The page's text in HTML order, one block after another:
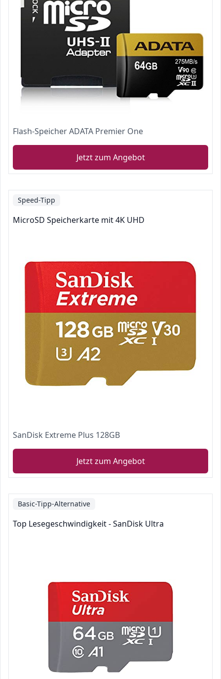
Flash-Speicher ADATA Premier One
Jetzt zum Angebot
Speed-Tipp
MicroSD Speicherkarte mit 4K UHD
SanDisk Extreme Plus 128GB
Jetzt zum Angebot
Basic-Tipp-Alternative
Top Lesegeschwindigkeit - SanDisk Ultra